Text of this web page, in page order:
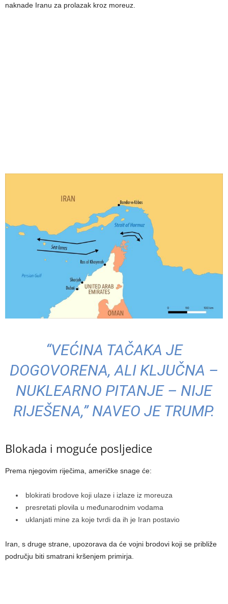
naknade Iranu za prolazak kroz moreuz.
“VEĆINA TAČAKA JE
DOGOVORENA, ALI KLJUČNA –
NUKLEARNO PITANJE – NIJE
RIJEŠENA,” NAVEO JE TRUMP.
Blokada i moguće posljedice
Prema njegovim riječima, američke snage će:
blokirati brodove koji ulaze i izlaze iz moreuza
presretati plovila u međunarodnim vodama
uklanjati mine za koje tvrdi da ih je Iran postavio
Iran, s druge strane, upozorava da će vojni brodovi koji se približe
području biti smatrani kršenjem primirja.